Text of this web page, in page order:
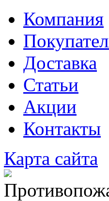
Компания
Доставка
Статьи
Акции
Контакты
Карта сайта